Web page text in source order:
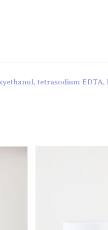
tetrasodium EDTA,